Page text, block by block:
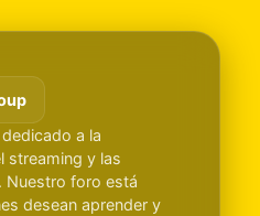
a la
streaming y las
Nuestro foro está
desean aprender y